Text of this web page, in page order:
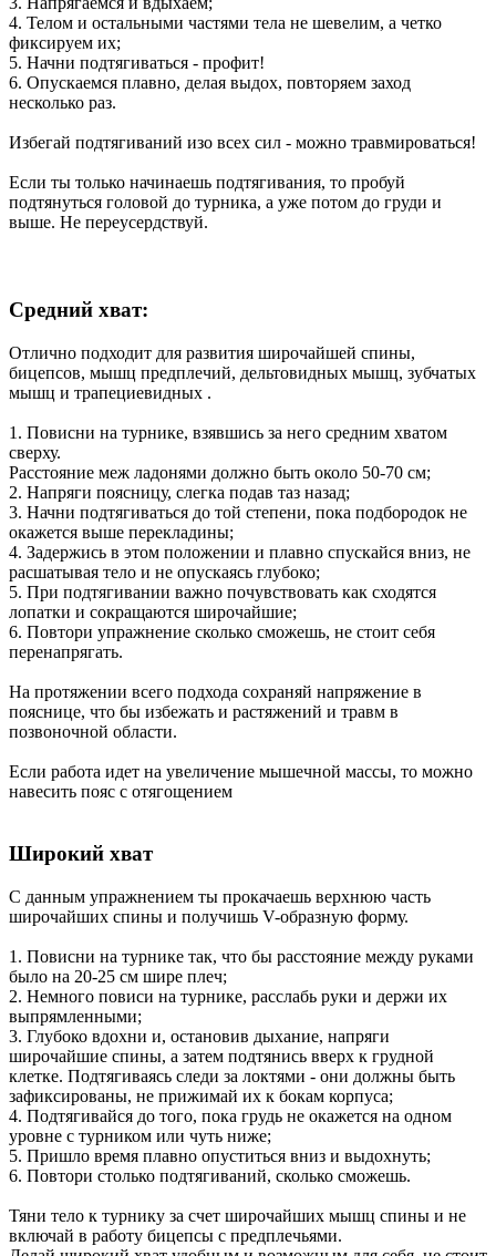
4. Телом и остальными частями тела не шевелим, а четко
фиксируем их;
5. Начни подтягиваться - профит!
6. Опускаемся плавно, делая выдох, повторяем заход
несколько раз.
Избегай подтягиваний изо всех сил - можно травмироваться!
Если ты только начинаешь подтягивания, то пробуй
подтянуться головой до турника, а уже потом до груди и
выше. Не переусердствуй.
Средний хват:
Отлично подходит для развития широчайшей спины,
бицепсов, мышц предплечий, дельтовидных мышц, зубчатых
мышц и трапециевидных .
1. Повисни на турнике, взявшись за него средним хватом
сверху.
Расстояние меж ладонями должно быть около 50-70 см;
2. Напряги поясницу, слегка подав таз назад;
3. Начни подтягиваться до той степени, пока подбородок не
окажется выше перекладины;
4. Задержись в этом положении и плавно спускайся вниз, не
расшатывая тело и не опускаясь глубоко;
5. При подтягивании важно почувствовать как сходятся
лопатки и сокращаются широчайшие;
6. Повтори упражнение сколько сможешь, не стоит себя
перенапрягать.
На протяжении всего подхода сохраняй напряжение в
пояснице, что бы избежать и растяжений и травм в
позвоночной области.
Если работа идет на увеличение мышечной массы, то можно
навесить пояс с отягощением
Широкий хват
С данным упражнением ты прокачаешь верхнюю часть
широчайших спины и получишь V-образную форму.
1. Повисни на турнике так, что бы расстояние между руками
было на 20-25 см шире плеч;
2. Немного повиси на турнике, расслабь руки и держи их
выпрямленными;
3. Глубоко вдохни и, остановив дыхание, напряги
широчайшие спины, а затем подтянись вверх к грудной
клетке. Подтягиваясь следи за локтями - они должны быть
зафиксированы, не прижимай их к бокам корпуса;
4. Подтягивайся до того, пока грудь не окажется на одном
уровне с турником или чуть ниже;
5. Пришло время плавно опуститься вниз и выдохнуть;
6. Повтори столько подтягиваний, сколько сможешь.
Тяни тело к турнику за счет широчайших мышц спины и не
включай в работу бицепсы с предплечьями.